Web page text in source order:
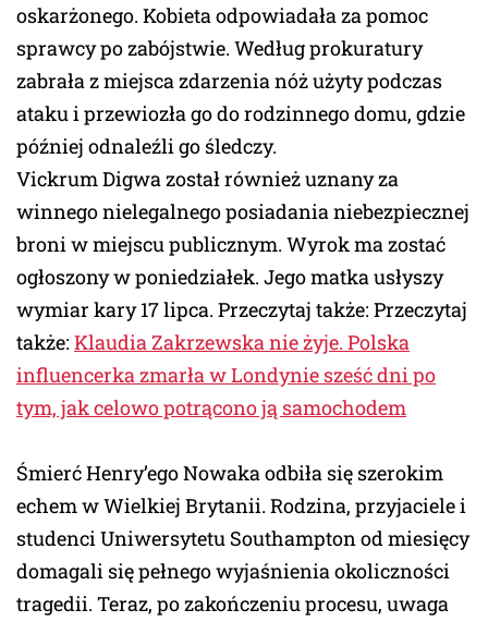
oskarżonego. Kobieta odpowiadała za pomoc
sprawcy po zabójstwie. Według prokuratury
zabrała z miejsca zdarzenia nóż użyty podczas
ataku i przewiozła go do rodzinnego domu, gdzie
później odnaleźli go śledczy.
Vickrum Digwa został również uznany za
winnego nielegalnego posiadania niebezpiecznej
broni w miejscu publicznym. Wyrok ma zostać
ogłoszony w poniedziałek. Jego matka usłyszy
wymiar kary 17 lipca. Przeczytaj także: Przeczytaj
także: Klaudia Zakrzewska nie żyje. Polska
influencerka zmarła w Londynie sześć dni po
tym, jak celowo potrącono ją samochodem
Śmierć Henry’ego Nowaka odbiła się szerokim
echem w Wielkiej Brytanii. Rodzina, przyjaciele i
studenci Uniwersytetu Southampton od miesięcy
domagali się pełnego wyjaśnienia okoliczności
tragedii. Teraz, po zakończeniu procesu, uwaga